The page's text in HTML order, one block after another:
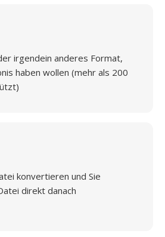
irgendein anderes Format,
haben wollen (mehr als 200
konvertieren und Sie
direkt danach